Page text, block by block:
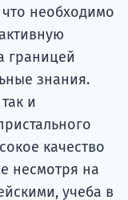
что необходимо
границей
знания.
и
качество
несмотря на
учеба в